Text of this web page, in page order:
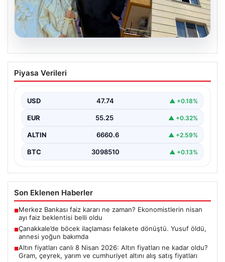
06.08.2026
Çanakkale’de böcek ilaçlaması felakete
dönüştü. Yusuf öldü, annesi yoğun
Piyasa Verileri
USD 47.74 ▲ +0.18%
EUR 55.25 ▲ +0.32%
ALTIN 6660.6 ▲ +2.59%
BTC 3098510 ▲ +0.13%
Son Eklenen Haberler
■Merkez Bankası faiz kararı ne zaman? Ekonomistlerin nisan
ayı faiz beklentisi belli oldu
■Çanakkale’de böcek ilaçlaması felakete dönüştü. Yusuf öldü,
annesi yoğun bakımda
■Altın fiyatları canlı 8 Nisan 2026: Altın fiyatları ne kadar oldu?
Gram, çeyrek, yarım ve cumhuriyet altını alış satış fiyatları